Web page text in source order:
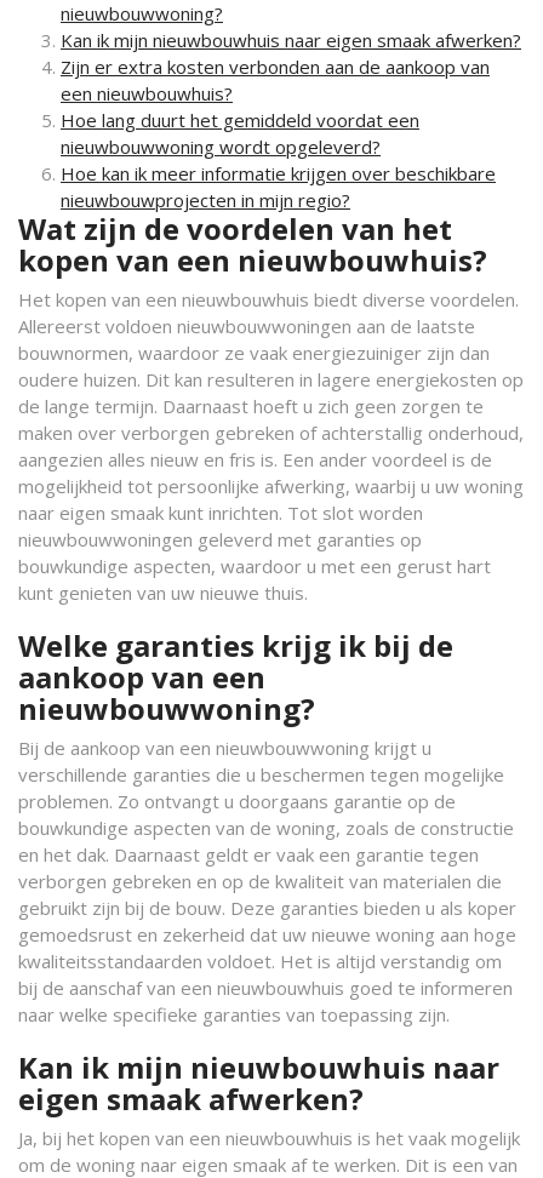
nieuwbouwwoning?
Kan ik mijn nieuwbouwhuis naar eigen smaak afwerken?
Zijn er extra kosten verbonden aan de aankoop van
een nieuwbouwhuis?
Hoe lang duurt het gemiddeld voordat een
nieuwbouwwoning wordt opgeleverd?
Hoe kan ik meer informatie krijgen over beschikbare
nieuwbouwprojecten in mijn regio?
Wat zijn de voordelen van het
kopen van een nieuwbouwhuis?
Het kopen van een nieuwbouwhuis biedt diverse voordelen.
Allereerst voldoen nieuwbouwwoningen aan de laatste
bouwnormen, waardoor ze vaak energiezuiniger zijn dan
oudere huizen. Dit kan resulteren in lagere energiekosten op
de lange termijn. Daarnaast hoeft u zich geen zorgen te
maken over verborgen gebreken of achterstallig onderhoud,
aangezien alles nieuw en fris is. Een ander voordeel is de
mogelijkheid tot persoonlijke afwerking, waarbij u uw woning
naar eigen smaak kunt inrichten. Tot slot worden
nieuwbouwwoningen geleverd met garanties op
bouwkundige aspecten, waardoor u met een gerust hart
kunt genieten van uw nieuwe thuis.
Welke garanties krijg ik bij de
aankoop van een
nieuwbouwwoning?
Bij de aankoop van een nieuwbouwwoning krijgt u
verschillende garanties die u beschermen tegen mogelijke
problemen. Zo ontvangt u doorgaans garantie op de
bouwkundige aspecten van de woning, zoals de constructie
en het dak. Daarnaast geldt er vaak een garantie tegen
verborgen gebreken en op de kwaliteit van materialen die
gebruikt zijn bij de bouw. Deze garanties bieden u als koper
gemoedsrust en zekerheid dat uw nieuwe woning aan hoge
kwaliteitsstandaarden voldoet. Het is altijd verstandig om
bij de aanschaf van een nieuwbouwhuis goed te informeren
naar welke specifieke garanties van toepassing zijn.
Kan ik mijn nieuwbouwhuis naar
eigen smaak afwerken?
Ja, bij het kopen van een nieuwbouwhuis is het vaak mogelijk
om de woning naar eigen smaak af te werken. Dit is een van